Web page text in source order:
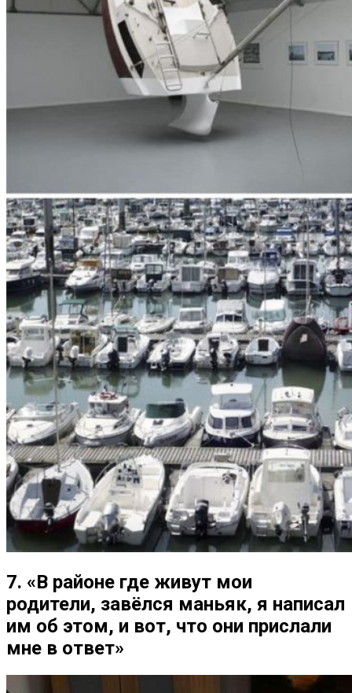
7. «В районе где живут мои
родители, завёлся маньяк, я написал
им об этом, и вот, что они прислали
мне в ответ»